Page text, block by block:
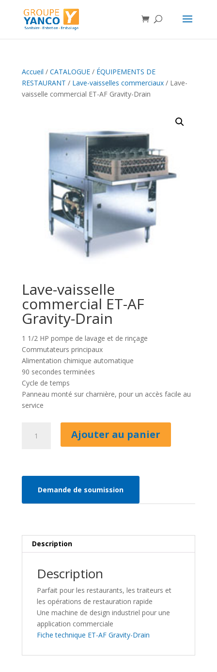
Accueil / CATALOGUE/ ÉQUIPEMENTS DE
RESTAURANT / Lave-vaisselles commerciaux/ Lave-
vaisselle commercial ET-AF Gravity-Drain
Lave-vaisselle
commercial ET-AF
Gravity-Drain
1 1/2 HP pompe de lavage et de rinçage
Commutateurs principaux
Alimentation chimique automatique
90 secondes terminées
Cycle de temps
Panneau monté sur charnière, pour un accès facile au
service
Gravity-
Ajouter au panier
Demande de soumission
Description
Description
Parfait pour les restaurants, les traiteurs et
les opérations de restauration rapide
Une machine de design industriel pour une
application commerciale
Fiche technique ET-AF Gravity-Drain